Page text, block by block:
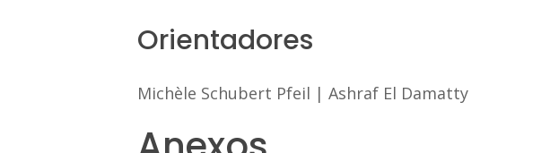
Orientadores
Michèle Schubert Pfeil | Ashraf El Damatty